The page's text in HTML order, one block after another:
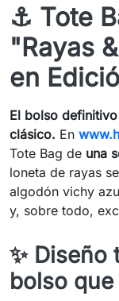
⚓ Tote
"Rayas
en
El bolso
clásico. En
Tote Bag de una
loneta de rayas
algodón vichy
y, sobre todo,
✨ Diseño
bolso